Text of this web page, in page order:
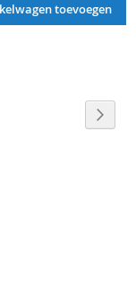
toevoegen